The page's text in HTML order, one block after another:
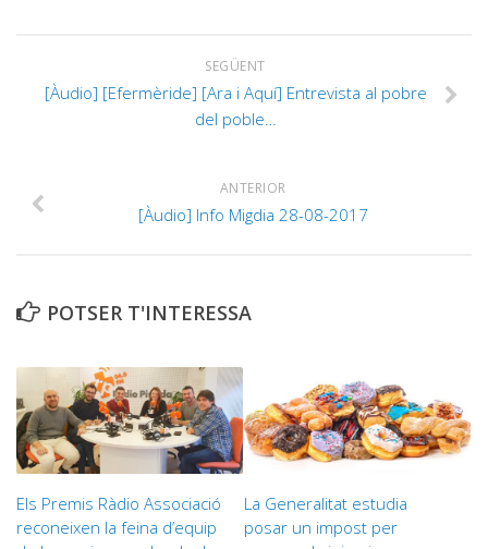
SEGÜENT
[Àudio] [Efermèride] [Ara i Aquí] Entrevista al pobre
del poble…
ANTERIOR
[Àudio] Info Migdia 28-08-2017
POTSER T'INTERESSA
Els Premis Ràdio Associació
reconeixen la feina d’equip
La Generalitat estudia
posar un impost per